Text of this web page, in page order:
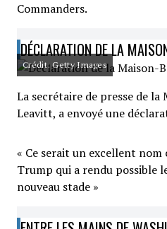
Commanders.
DÉCLARATION DE LA
Crédit: Getty Images
La secrétaire de presse de
Leavitt, a envoyé une
« Ce serait un excellent nom
Trump qui a rendu possible
nouveau stade »